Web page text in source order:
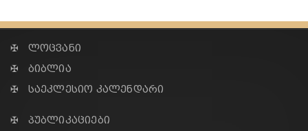
✠ ლოცვანი
✠ ბიბლია
✠ საეკლესიო კალენდარი
✠ პუბლიკაციები